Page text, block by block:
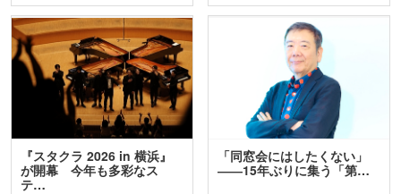
『スタクラ 2026 in 横浜』
が開幕 今年も多彩なス
テ…
「同窓会にはしたくない」
――15年ぶりに集う「第…